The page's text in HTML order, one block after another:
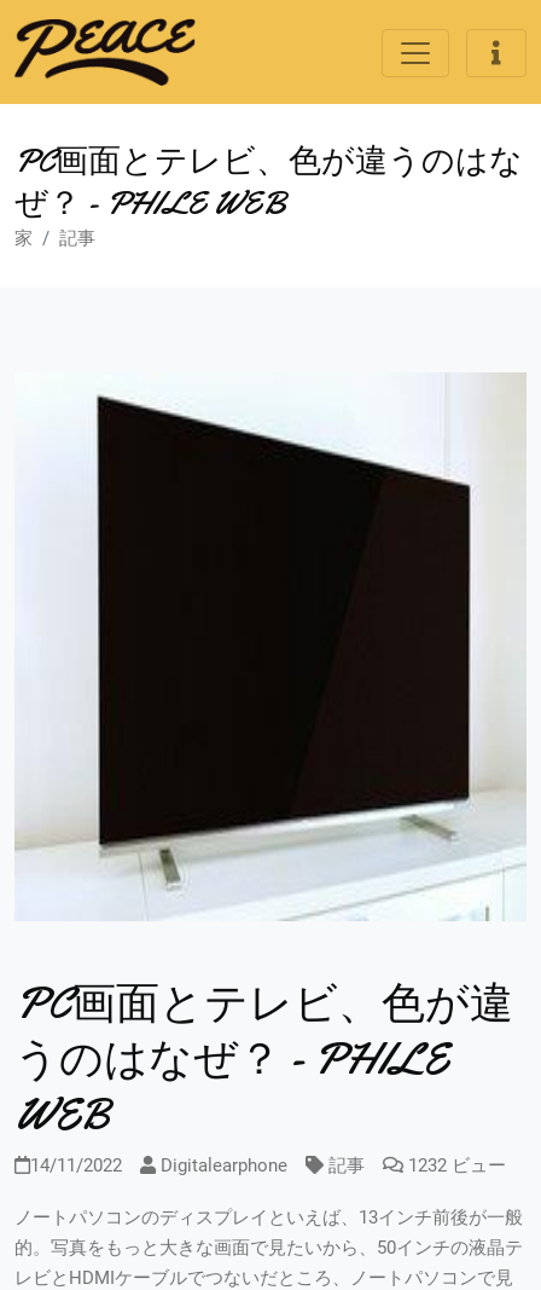
PC画面とテレビ、色が違うのはな
ぜ？ - PHILE WEB
家 記事
PC画面とテレビ、色が違
うのはなぜ？ - PHILE
WEB
14/11/2022 Digitalearphone 記事 1232 ビュー
ノートパソコンのディスプレイといえば、13インチ前後が一般
的。写真をもっと大きな画面で見たいから、50インチの液晶テ
レビとHDMIケーブルでつないだところ、ノートパソコンで見